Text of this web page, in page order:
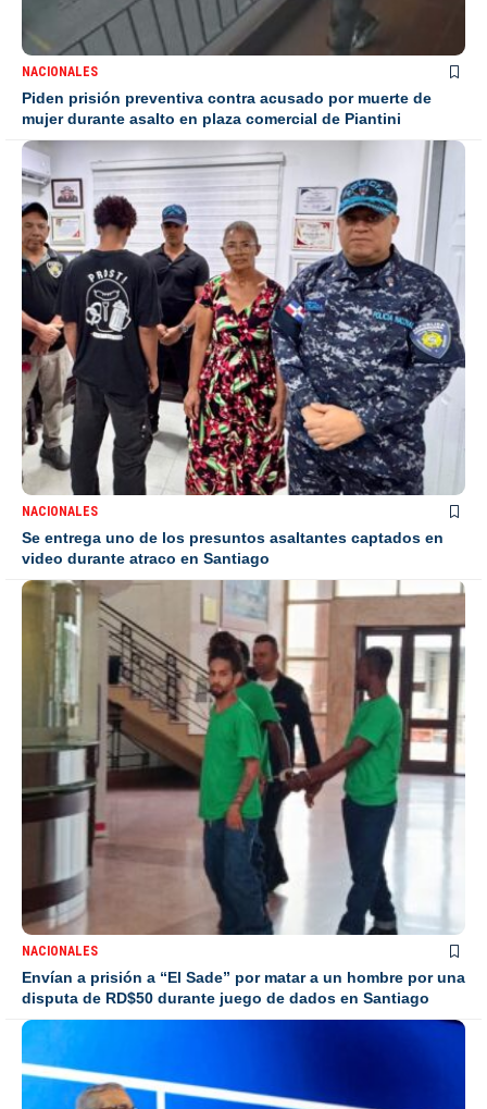
NACIONALES
Piden prisión preventiva contra acusado por muerte de
mujer durante asalto en plaza comercial de Piantini
NACIONALES
Se entrega uno de los presuntos asaltantes captados en
video durante atraco en Santiago
NACIONALES
Envían a prisión a “El Sade” por matar a un hombre por una
disputa de RD$50 durante juego de dados en Santiago